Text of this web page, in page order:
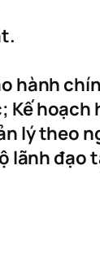
hành
Kế hoạch
lý theo
đạo